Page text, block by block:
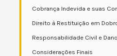
Cobrança Indevida e suas
Direito à Restituição em
Responsabilidade Civil e
Considerações Finais